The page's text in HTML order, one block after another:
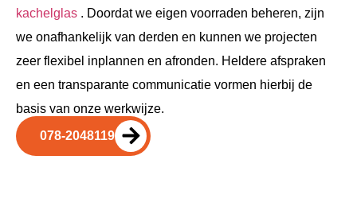
kachelglas . Doordat we eigen voorraden beheren, zijn
we onafhankelijk van derden en kunnen we projecten
zeer flexibel inplannen en afronden. Heldere afspraken
en een transparante communicatie vormen hierbij de
basis van onze werkwijze.
078-2048119